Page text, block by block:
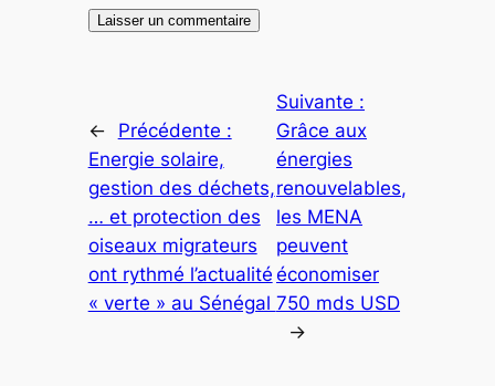
←
Précédente :
Energie solaire,
gestion des déchets,
… et protection des
oiseaux migrateurs
ont rythmé l’actualité
« verte » au Sénégal
Suivante :
Grâce aux
énergies
renouvelables,
les MENA
peuvent
économiser
750 mds USD
→